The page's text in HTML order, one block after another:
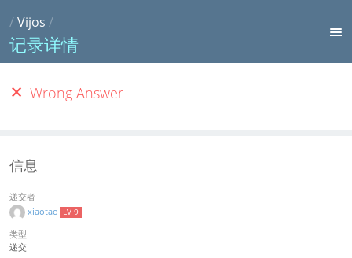
/Vijos /
记录详情
Wrong Answer
信息
递交者
xiaotao
LV 9
类型
递交